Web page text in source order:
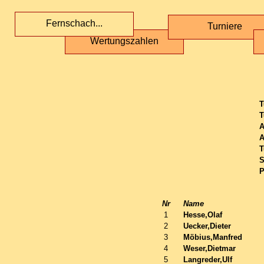
Wertungszahlen
Fernschach...
Turniere
Nr Name
1
Hesse,Olaf
2
Uecker,Dieter
3
Möbius,Manfred
4
Weser,Dietmar
5
Langreder,Ulf